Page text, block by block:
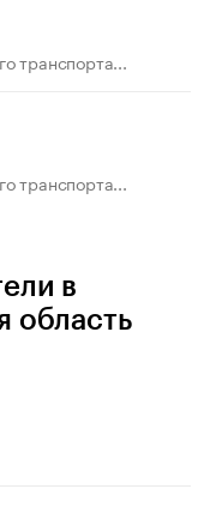
транспорта...
транспорта...
в
область